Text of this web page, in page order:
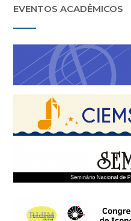
EVENTOS ACADÊMICOS